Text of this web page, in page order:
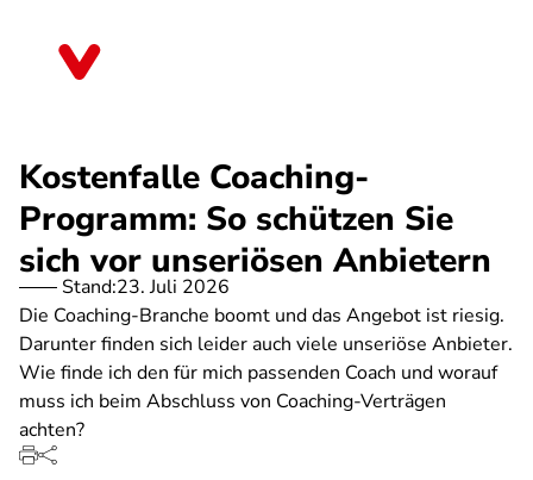
Kostenfalle Coaching-
Programm: So schützen Sie
sich vor unseriösen Anbietern
Stand:23. Juli 2026
Die Coaching-Branche boomt und das Angebot ist riesig.
Darunter finden sich leider auch viele unseriöse Anbieter.
Wie finde ich den für mich passenden Coach und worauf
muss ich beim Abschluss von Coaching-Verträgen
achten?